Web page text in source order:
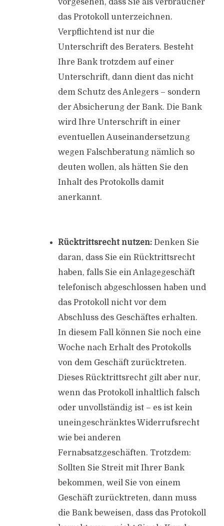
vorgesehen, dass Sie als Verbraucher
das Protokoll unterzeichnen.
Verpflichtend ist nur die
Unterschrift des Beraters. Besteht
Ihre Bank trotzdem auf einer
Unterschrift, dann dient das nicht
dem Schutz des Anlegers – sondern
der Absicherung der Bank. Die Bank
wird Ihre Unterschrift in einer
eventuellen Auseinandersetzung
wegen Falschberatung nämlich so
deuten wollen, als hätten Sie den
Inhalt des Protokolls damit
anerkannt.
Rücktrittsrecht nutzen:Denken Sie
daran, dass Sie ein Rücktrittsrecht
haben, falls Sie ein Anlagegeschäft
telefonisch abgeschlossen haben und
das Protokoll nicht vor dem
Abschluss des Geschäftes erhalten.
In diesem Fall können Sie noch eine
Woche nach Erhalt des Protokolls
von dem Geschäft zurücktreten.
Dieses Rücktrittsrecht gilt aber nur,
wenn das Protokoll inhaltlich falsch
oder unvollständig ist – es ist kein
uneingeschränktes Widerrufsrecht
wie bei anderen
Fernabsatzgeschäften. Trotzdem:
Sollten Sie Streit mit Ihrer Bank
bekommen, weil Sie von einem
Geschäft zurücktreten, dann muss
die Bank beweisen, dass das Protokoll